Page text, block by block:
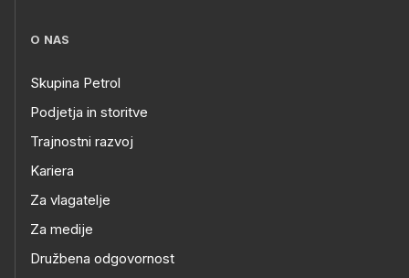
O NAS
Skupina Petrol
Podjetja in storitve
Trajnostni razvoj
Kariera
Za vlagatelje
Za medije
Družbena odgovornost